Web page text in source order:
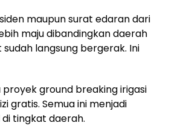
maupun surat edaran dari
maju dibandingkan daerah
langsung bergerak. Ini
ground breaking irigasi
gratis. Semua ini menjadi
tingkat daerah.